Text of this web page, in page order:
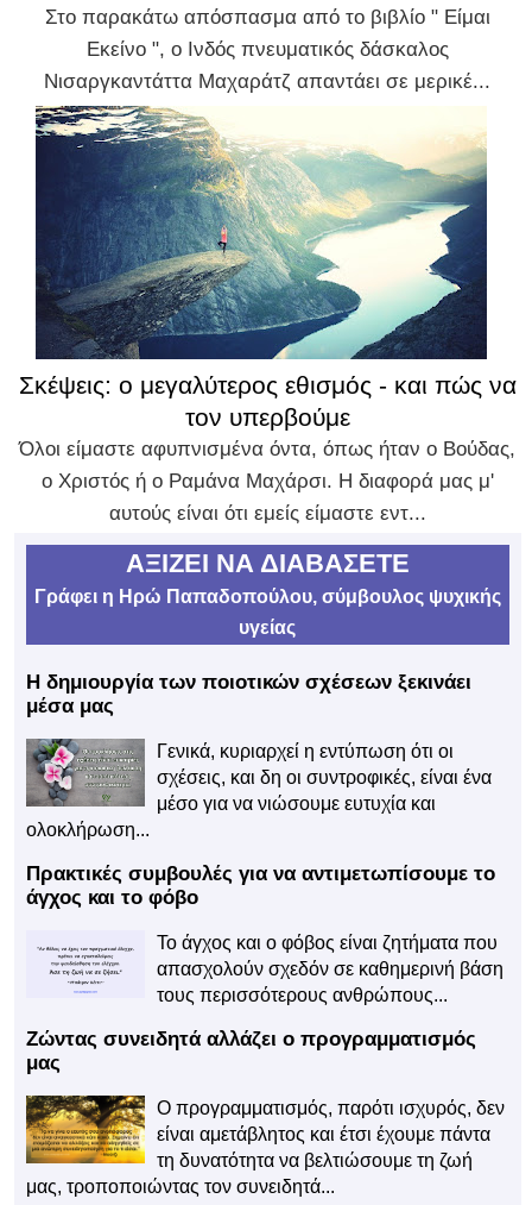
Στο παρακάτω απόσπασμα από το βιβλίο " Είμαι
Εκείνο ", ο Ινδός πνευματικός δάσκαλος
Νισαργκαντάττα Μαχαράτζ απαντάει σε μερικέ...
Σκέψεις: ο μεγαλύτερος εθισμός - και πώς να
τον υπερβούμε
Όλοι είμαστε αφυπνισμένα όντα, όπως ήταν ο Βούδας,
ο Χριστός ή ο Ραμάνα Μαχάρσι. Η διαφορά μας μ'
αυτούς είναι ότι εμείς είμαστε εντ...
ΑΞΙΖΕΙ ΝΑ ΔΙΑΒΑΣΕΤΕ
Γράφει η Ηρώ Παπαδοπούλου, σύμβουλος ψυχικής
υγείας
Η δημιουργία των ποιοτικών σχέσεων ξεκινάει
μέσα μας
Γενικά, κυριαρχεί η εντύπωση ότι οι
σχέσεις, και δη οι συντροφικές, είναι ένα
μέσο για να νιώσουμε ευτυχία και
ολοκλήρωση...
Πρακτικές συμβουλές για να αντιμετωπίσουμε το
άγχος και το φόβο
Το άγχος και ο φόβος είναι ζητήματα που
απασχολούν σχεδόν σε καθημερινή βάση
τους περισσότερους ανθρώπους...
Ζώντας συνειδητά αλλάζει ο προγραμματισμός
μας
Ο προγραμματισμός, παρότι ισχυρός, δεν
είναι αμετάβλητος και έτσι έχουμε πάντα
τη δυνατότητα να βελτιώσουμε τη ζωή
μας, τροποποιώντας τον συνειδητά...